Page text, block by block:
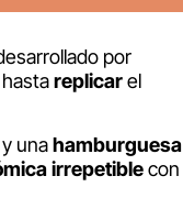
por
replicarel
unahamburguesa
irrepetiblecon